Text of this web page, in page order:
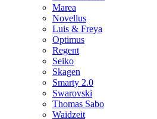
Marea
Novellus
Luis & Freya
Optimus
Regent
Seiko
Skagen
Smarty 2.0
Swarovski
Thomas Sabo
Waidzeit